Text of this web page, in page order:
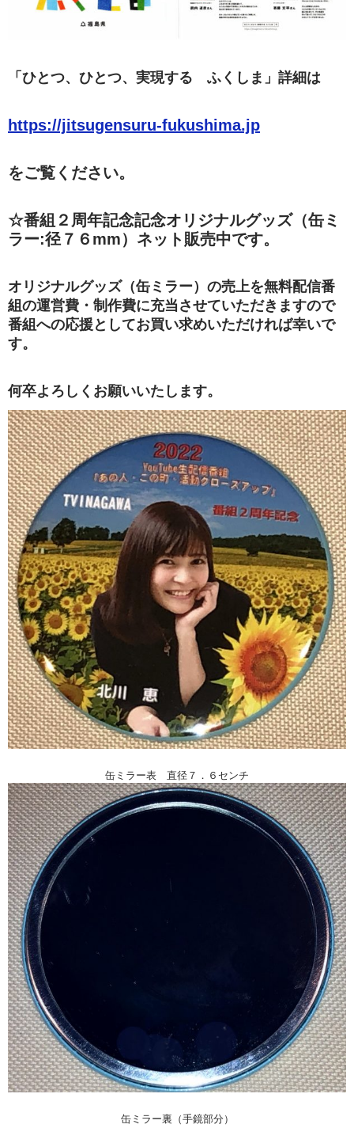
「ひとつ、ひとつ、実現する ふくしま」詳細は
https://jitsugensuru-fukushima.jp
をご覧ください。
☆番組２周年記念記念オリジナルグッズ（缶ミ
ラー:径７６mm）ネット販売中です。
オリジナルグッズ（缶ミラー）の売上を無料配信番
組の運営費・制作費に充当させていただきますので
番組への応援としてお買い求めいただければ幸いで
す。
何卒よろしくお願いいたします。
缶ミラー表 直径７．６センチ
缶ミラー裏（手鏡部分）